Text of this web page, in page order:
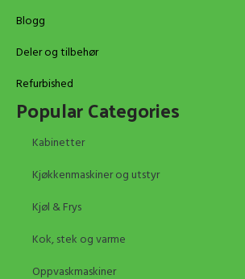
Blogg
Deler og tilbehør
Refurbished
Popular Categories
Kabinetter
Kjøkkenmaskiner og utstyr
Kjøl & Frys
Kok, stek og varme
Oppvaskmaskiner